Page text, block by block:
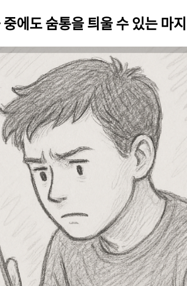
에도 숨통을 틔울 수 있는 마